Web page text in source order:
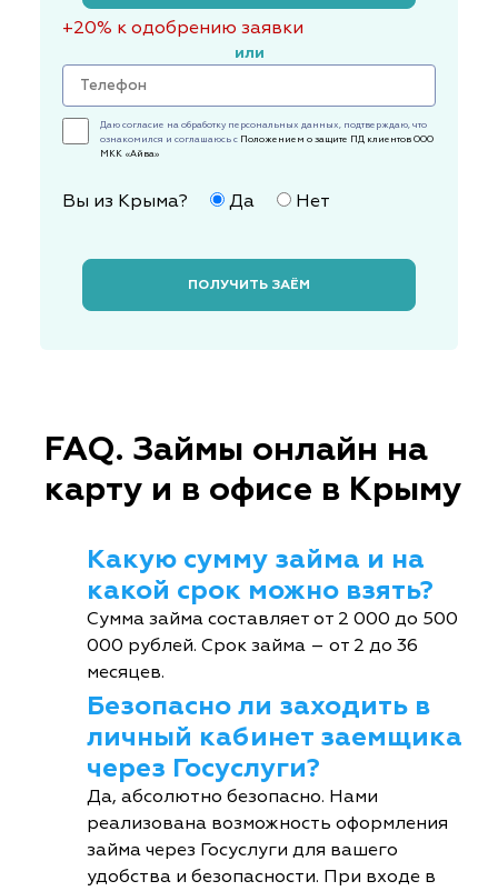
+20% к одобрению заявки
или
Даю согласие на обработку персональных данных, подтверждаю, что
ознакомился и соглашаюсь с Положением о защите ПД клиентов ООО
МКК «Айва»
Вы из Крыма? Да Нет
ПОЛУЧИТЬ ЗАЁМ
FAQ. Займы онлайн на
карту и в офисе в Крыму
Какую сумму займа и на
какой срок можно взять?
Сумма займа составляет от 2 000 до 500
000 рублей. Срок займа – от 2 до 36
месяцев.
Безопасно ли заходить в
личный кабинет заемщика
через Госуслуги?
Да, абсолютно безопасно. Нами
реализована возможность оформления
займа через Госуслуги для вашего
удобства и безопасности. При входе в